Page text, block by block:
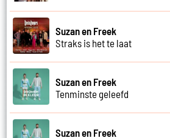
Suzan en Freek
Straks is het te laat
Suzan en Freek
Tenminste geleefd
Suzan en Freek